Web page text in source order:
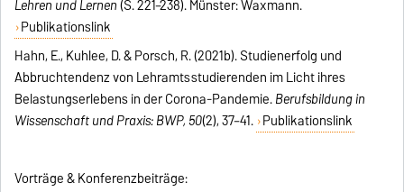
Lehren und Lernen(S. 221–238). Münster: Waxmann.
Publikationslink
Hahn, E., Kuhlee, D. & Porsch, R. (2021b). Studienerfolg und
Abbruchtendenz von Lehramtsstudierenden im Licht ihres
Belastungserlebens in der Corona-Pandemie.Berufsbildung in
Wissenschaft und Praxis: BWP, 50(2), 37–41. Publikationslink
Vorträge & Konferenzbeiträge: